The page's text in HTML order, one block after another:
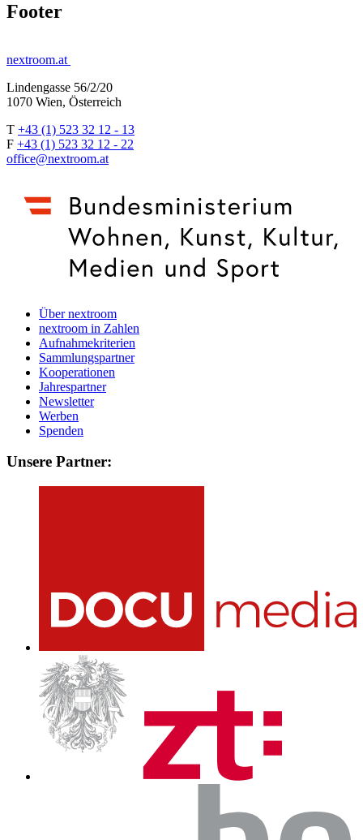
Footer
nextroom.at
Lindengasse 56/2/20
1070 Wien, Österreich
T +43 (1) 523 32 12 - 13
F +43 (1) 523 32 12 - 22
office@nextroom.at
Über nextroom
nextroom in Zahlen
Aufnahmekriterien
Sammlungspartner
Kooperationen
Jahrespartner
Newsletter
Werben
Spenden
Unsere Partner: